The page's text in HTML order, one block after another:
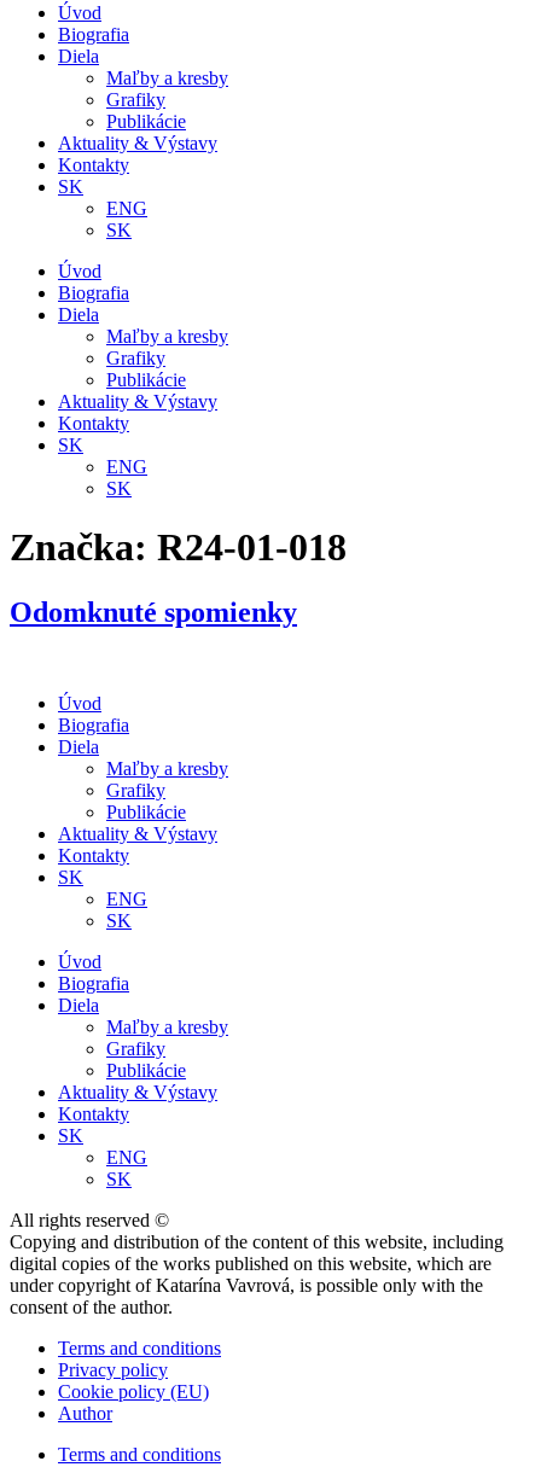
Úvod
Biografia
Diela
Maľby a kresby
Grafiky
Publikácie
Aktuality & Výstavy
Kontakty
SK
ENG
SK
Úvod
Biografia
Diela
Maľby a kresby
Grafiky
Publikácie
Aktuality & Výstavy
Kontakty
SK
ENG
SK
Značka: R24-01-018
Odomknuté spomienky
Úvod
Biografia
Diela
Maľby a kresby
Grafiky
Publikácie
Aktuality & Výstavy
Kontakty
SK
ENG
SK
Úvod
Biografia
Diela
Maľby a kresby
Grafiky
Publikácie
Aktuality & Výstavy
Kontakty
SK
ENG
SK
All rights reserved ©
Copying and distribution of the content of this website, including
digital copies of the works published on this website, which are
under copyright of Katarína Vavrová, is possible only with the
consent of the author.
Terms and conditions
Privacy policy
Cookie policy (EU)
Author
Terms and conditions